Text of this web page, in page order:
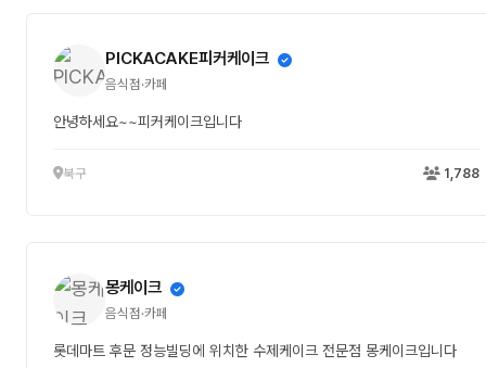
PICKACAKE피커케이크
음식점·카페
안녕하세요~~피커케이크입니다
북구 1,788
몽케이크
음식점·카페
롯데마트 후문 정능빌딩에 위치한 수제케이크 전문점 몽케이크입니다